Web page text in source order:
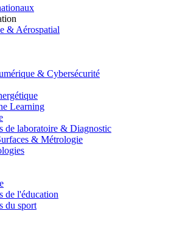
& Aérospatial
& Cybersécurité
Learning
de laboratoire & Diagnostic
& Métrologie
de l'éducation
du sport